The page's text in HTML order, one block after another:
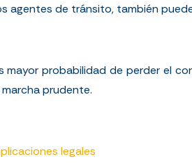
agentes de tránsito, también
mayor probabilidad de perder el
prudente.
legales